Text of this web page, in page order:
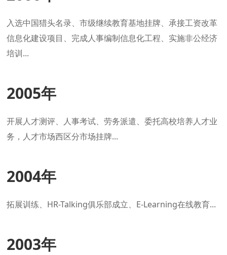
入选中国猎头名录、市级继续教育基地挂牌、承接工资改革
信息化建设项目、完成人事编制信息化工程、实施非公经济
培训...
2005年
开展人才测评、人事考试、劳务派遣、委托高校培养人才业
务，人才市场西区分市场挂牌...
2004年
拓展训练、HR-Talking俱乐部成立、E-Learning在线教育...
2003年